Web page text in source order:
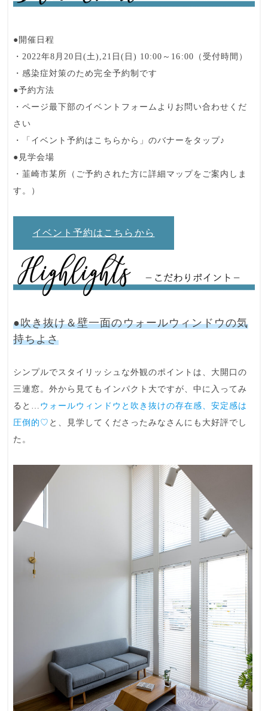
●開催日程
・2022年8月20日(土),21日(日) 10:00～16:00（受付時間）
・感染症対策のため 完全予約制 です
●予約方法
・ページ最下部のイベントフォームよりお問い合わせくだ
さい
・「イベント予約はこちらから」のバナーをタップ♪
●見学会場
・韮崎市某所（ご予約された方に詳細マップをご案内しま
す。）
イベント予約はこちらから
●吹き抜け＆壁一面のウォールウィンドウの気
持ちよさ
シンプルでスタイリッシュな外観のポイントは、 大開口の
三連窓。外から見てもインパクト大ですが、中に入ってみ
ると… ウォールウィンドウと吹き抜けの存在感、安定感は
圧倒的♡ と、見学してくださったみなさんにも大好評でし
た。